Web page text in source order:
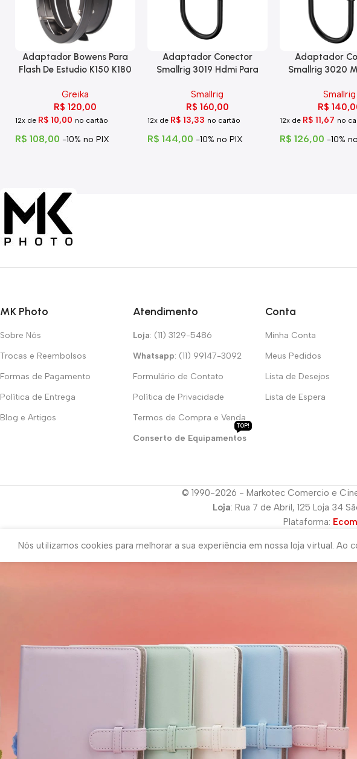
Adaptador Bowens Para
Flash De Estudio K150 K180
Greika
R$ 120,00
12x de R$ 10,00 no cartão
R$ 108,00 -10% no PIX
Adaptador Conector
Smallrig 3019 Hdmi Para
Smallrig
R$ 160,00
12x de R$13,33 no cartão
R$ 144,00 -10% no PIX
Adaptador
Smallrig 3020
Smallrig
R$
12x de R$11,67 no
R$ 126,00 -10%
MK Photo
Sobre Nós
Trocas e Reembolsos
Formas de Pagamento
Política de Entrega
Blog e Artigos
Atendimento
Loja: (11) 3129-5486
Whatsapp: (11) 99147-3092
Formulário de Contato
Política de Privacidade
Termos de Compra e Venda
Conserto de Equipamentos
TOP!
Conta
Minha Conta
Meus Pedidos
Lista de Desejos
Lista de Espera
© 1990-2026 - Markotec Comercio e
Loja: Rua 7 de Abril, 125 Loja 34
Plataforma:
Nós utilizamos cookies para melhorar a sua experiência em nossa loja virtual.